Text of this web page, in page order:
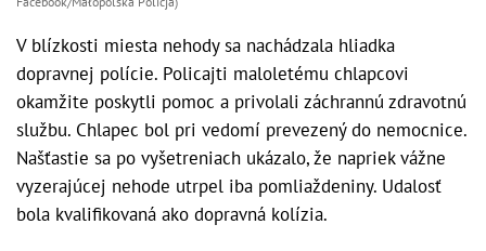
V blízkosti miesta nehody sa nachádzala hliadka
dopravnej polície. Policajti maloletému chlapcovi
okamžite poskytli pomoc a privolali záchrannú zdravotnú
službu. Chlapec bol pri vedomí prevezený do nemocnice.
Našťastie sa po vyšetreniach ukázalo, že napriek vážne
vyzerajúcej nehode utrpel iba pomliaždeniny. Udalosť
bola kvalifikovaná ako dopravná kolízia.